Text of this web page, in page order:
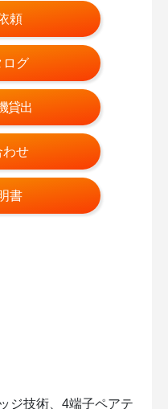
頼
グ
貸出
わせ
書
ジ技術、4端子ペアテ